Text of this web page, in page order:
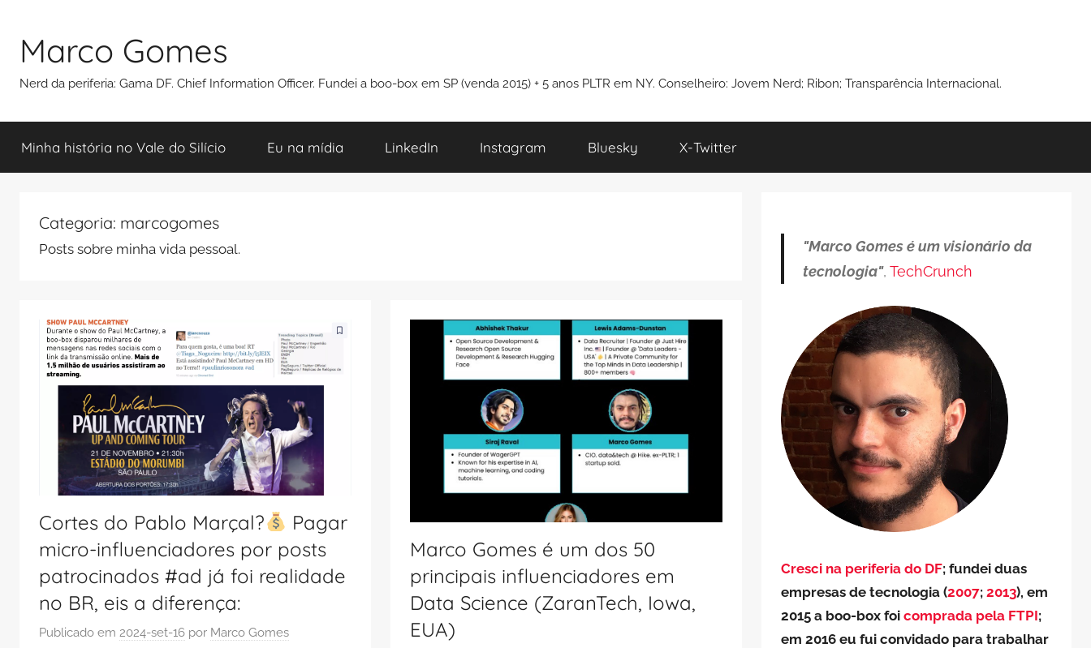
conteúdo
Marco Gomes
Nerd da periferia: Gama DF. Chief Information Officer. Fundei a boo-box em SP (venda 2015) + 5 anos PLTR em NY. Conselheiro: Jovem Nerd; Ribon; Transparência Internacional.
Minha história no Vale do Silício Eu na mídia LinkedIn Instagram Bluesky X-Twitter
Categoria: marcogomes
Posts sobre minha vida pessoal.
Cortes do Pablo Marçal?
Pagar
micro-influenciadores por posts
patrocinados #ad já foi realidade
no BR, eis a diferença:
Publicado em 2024-set-16 por Marco Gomes
Marco Gomes é um dos 50
principais influenciadores em
Data Science (ZaranTech, Iowa,
EUA)
"Marco Gomes é um visionário da
tecnologia", TechCrunch
Cresci na periferia do DF; fundei duas
empresas de tecnologia (2007;2013), em
2015 a boo-box foicomprada pela FTPI;
em 2016 eu fui convidado para trabalhar